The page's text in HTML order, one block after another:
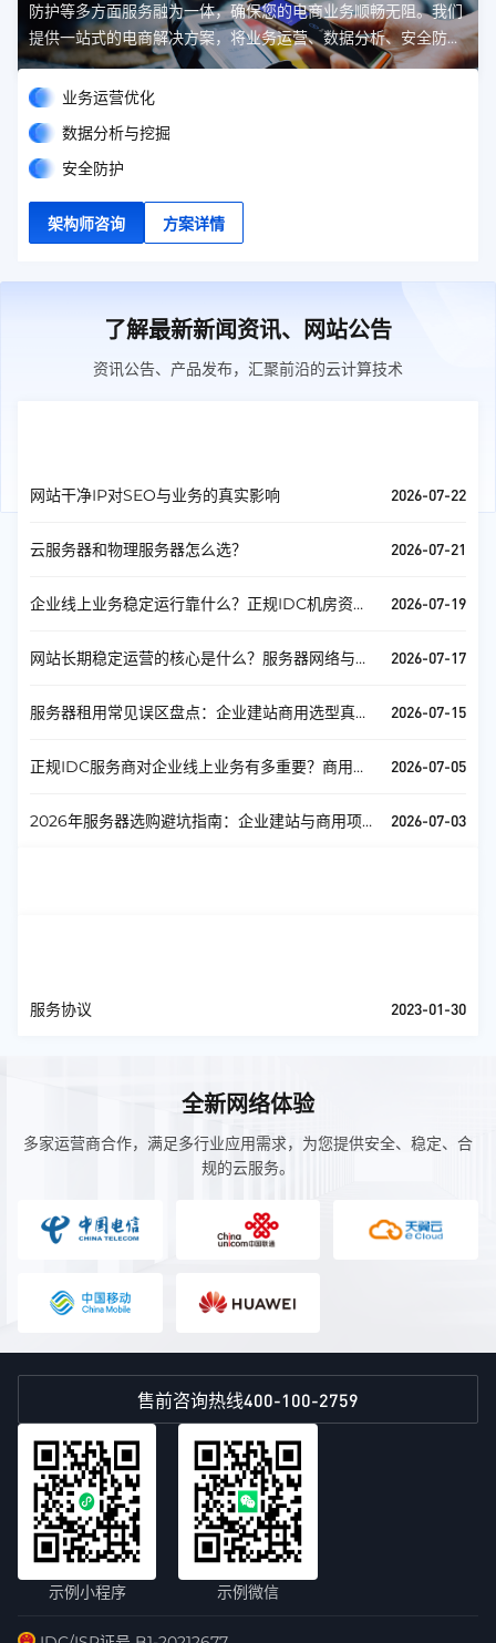
防护等多方面服务融为一体，确保您的电商业务顺畅无阻。我们
提供一站式的电商解决方案，将业务运营、数据分析、安全防护
等多方面服务融为一体，确保您的电商业务顺畅无阻。
业务运营优化
数据分析与挖掘
安全防护
架构师咨询 方案详情
了解最新新闻资讯、网站公告
资讯公告、产品发布，汇聚前沿的云计算技术
网站干净IP对SEO与业务的真实影响 2026-07-22
云服务器和物理服务器怎么选？ 2026-07-21
企业线上业务稳定运行靠什么？正规IDC机房资源
2026-07-19
网站长期稳定运营的核心是什么？服务器网络与运
2026-07-17
服务器租用常见误区盘点：企业建站商用选型真实
2026-07-15
正规IDC服务商对企业线上业务有多重要？商用服
2026-07-05
2026年服务器选购避坑指南：企业建站与商用项目
2026-07-03
服务协议 2023-01-30
全新网络体验
多家运营商合作，满足多行业应用需求，为您提供安全、稳定、合
规的云服务。
售前咨询热线400-100-2759
示例小程序 示例微信